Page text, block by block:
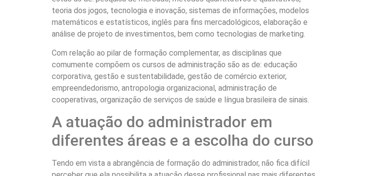
teoria dos jogos, tecnologia e inovação, sistemas de informações, modelos
matemáticos e estatísticos, inglês para fins mercadológicos, elaboração e
análise de projeto de investimentos, bem como tecnologias de marketing.
Com relação ao pilar de formação complementar, as disciplinas que
comumente compõem os cursos de administração são as de: educação
corporativa, gestão e sustentabilidade, gestão de comércio exterior,
empreendedorismo, antropologia organizacional, administração de
cooperativas, organização de serviços de saúde e língua brasileira de sinais.
A atuação do administrador em
diferentes áreas e a escolha do curso
Tendo em vista a abrangência de formação do administrador, não fica difícil